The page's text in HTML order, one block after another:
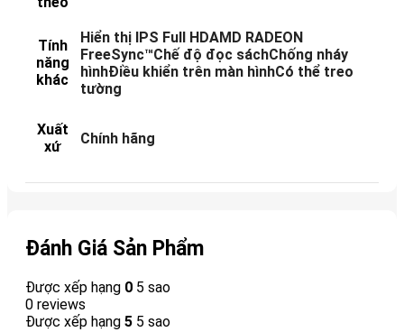
Tính
năng
khác
Hiển thị IPS Full HDAMD RADEON
FreeSync™Chế độ đọc sáchChống nháy
hìnhĐiều khiển trên màn hìnhCó thể treo
tường
Xuất
xứ
Chính hãng
Đánh Giá Sản Phẩm
Được xếp hạng 0 5 sao
0 reviews
Được xếp hạng 5 5 sao